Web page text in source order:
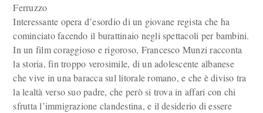
Ferruzzo
Interessante opera d’esordio di un giovane regista che ha
cominciato facendo il burattinaio negli spettacoli per bambini.
In un film coraggioso e rigoroso, Francesco Munzi racconta
la storia, fin troppo verosimile, di un adolescente albanese
che vive in una baracca sul litorale romano, e che è diviso tra
la lealtà verso suo padre, che però si trova in affari con chi
sfrutta l’immigrazione clandestina, e il desiderio di essere